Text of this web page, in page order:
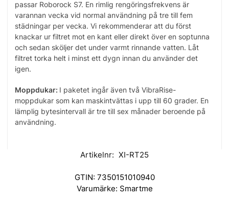
passar Roborock S7. En rimlig rengöringsfrekvens är
varannan vecka vid normal användning på tre till fem
städningar per vecka. Vi rekommenderar att du först
knackar ur filtret mot en kant eller direkt över en soptunna
och sedan sköljer det under varmt rinnande vatten. Låt
filtret torka helt i minst ett dygn innan du använder det
igen.
Moppdukar: I paketet ingår även två VibraRise-
moppdukar som kan maskintvättas i upp till 60 grader. En
lämplig bytesintervall är tre till sex månader beroende på
användning.
Artikelnr: XI-RT25
GTIN: 7350151010940
Varumärke: Smartme